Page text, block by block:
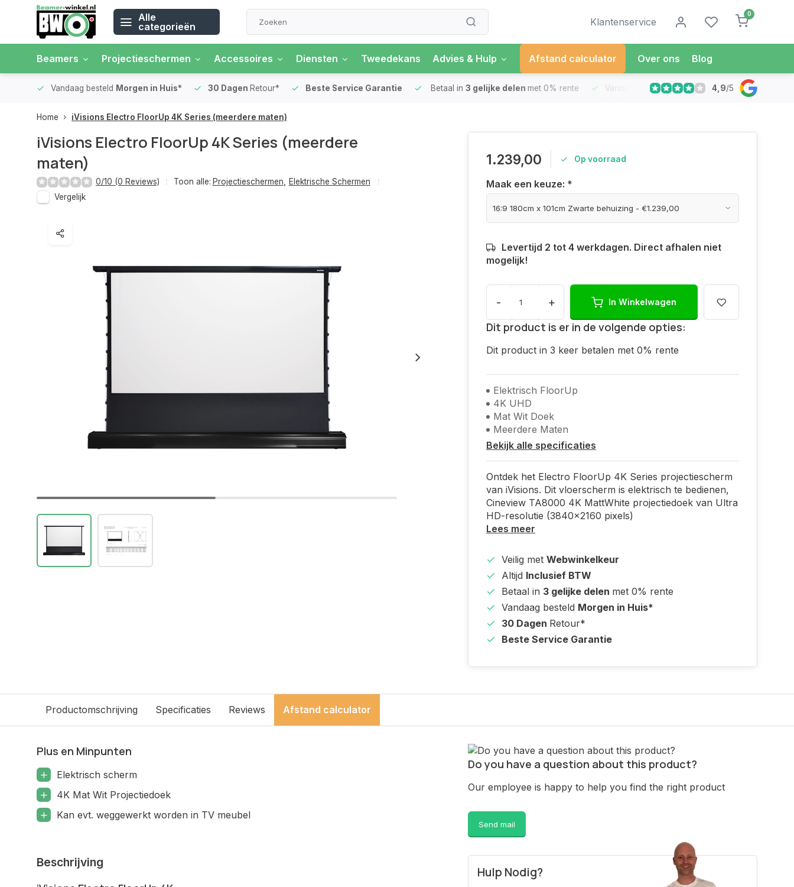
Alle
categorieën
Klantenservice
0
Beamers Projectieschermen Accessoires Diensten Tweedekans Advies & Hulp Afstand calculator Over ons Blog
Vandaag besteld Morgen in Huis* 30 Dagen Retour* Beste Service Garantie Betaal in 3 gelijke delen met 0% rente Vandaag besteldMorgen in Huis*
4,9/5
Home iVisions Electro FloorUp 4K Series (meerdere maten)
iVisions Electro FloorUp 4K Series (meerdere
maten)
0/10 (0 Reviews) Toon alle: Projectieschermen
Elektrische Schermen
Vergelijk
1.239,00 Op voorraad
Maak een keuze: *
Levertijd 2 tot 4 werkdagen. Direct afhalen niet
mogelijk!
- + In Winkelwagen
Dit product is er in de volgende opties:
Dit product in 3 keer betalen met 0% rente
Elektrisch FloorUp
4K UHD
Mat Wit Doek
Meerdere Maten
Bekijk alle specificaties
Ontdek het Electro FloorUp 4K Series projectiescherm
van iVisions. Dit vloerscherm is elektrisch te bedienen,
Cineview TA8000 4K MattWhite projectiedoek van Ultra
HD-resolutie (3840x2160 pixels)
Lees meer
Veilig met Webwinkelkeur
Altijd Inclusief BTW
Betaal in 3 gelijke delen met 0% rente
Vandaag besteld Morgen in Huis*
30 Dagen Retour*
Beste Service Garantie
Productomschrijving Specificaties Reviews Afstand calculator
Plus en Minpunten
Elektrisch scherm
4K Mat Wit Projectiedoek
Kan evt. weggewerkt worden in TV meubel
Beschrijving
Do you have a question about this product?
Our employee is happy to help you find the right product
Send mail
Hulp Nodig?